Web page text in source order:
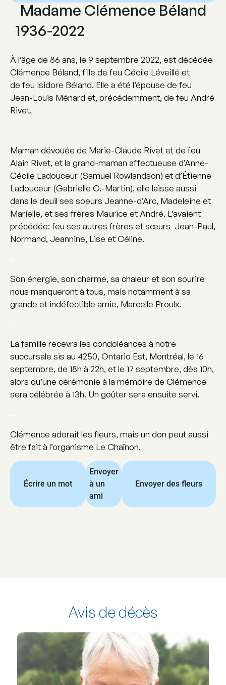
À l’âge de 86 ans, le 9 septembre 2022, est décédée
Clémence Béland, fille de feu Cécile Léveillé et
de feu Isidore Béland. Elle a été l’épouse de feu
Jean-Louis Ménard et, précédemment, de feu André
Rivet.
Maman dévouée de Marie-Claude Rivet et de feu
Alain Rivet, et la grand-maman affectueuse d’Anne-
Cécile Ladouceur (Samuel Rowlandson) et d’Étienne
Ladouceur (Gabrielle O.-Martin), elle laisse aussi
dans le deuil ses soeurs Jeanne-d’Arc, Madeleine et
Marielle, et ses frères Maurice et André. L’avaient
précédée: feu ses autres frères et sœurs Jean-Paul,
Normand, Jeannine, Lise et Céline.
Son énergie, son charme, sa chaleur et son sourire
nous manqueront à tous, mais notamment à sa
grande et indéfectible amie, Marcelle Proulx.
La famille recevra les condoléances à notre
succursale sis au 4250, Ontario Est, Montréal, le 16
septembre, de 18h à 22h, et le 17 septembre, dès 10h,
alors qu’une cérémonie à la mémoire de Clémence
sera célébrée à 13h. Un goûter sera ensuite servi.
Clémence adorait les fleurs, mais un don peut aussi
être fait à l’organisme Le Chaînon.
Écrire un mot
Envoyer
à un
ami
Envoyer des fleurs
Madame Clémence Béland
1936-2022
Avis de décès